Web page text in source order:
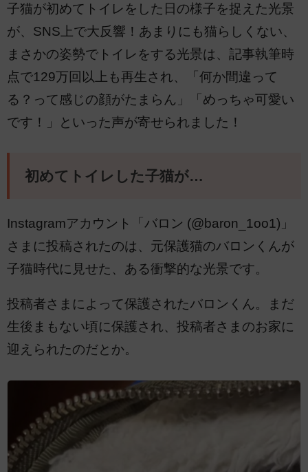
子猫が初めてトイレをした日の様子を捉えた光景
が、SNS上で大反響！あまりにも猫らしくない、
まさかの姿勢でトイレをする光景は、記事執筆時
点で129万回以上も再生され、「何か間違って
る？って感じの顔がたまらん」「めっちゃ可愛い
です！」といった声が寄せられました！
初めてトイレした子猫が…
Instagramアカウント「バロン (@baron_1oo1)」
さまに投稿されたのは、元保護猫のバロンくんが
子猫時代に見せた、ある衝撃的な光景です。
投稿者さまによって保護されたバロンくん。まだ
生後まもない頃に保護され、投稿者さまのお家に
迎えられたのだとか。